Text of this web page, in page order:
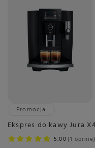
Promocja
Ekspres do kawy Jura
5.00 1 opinie